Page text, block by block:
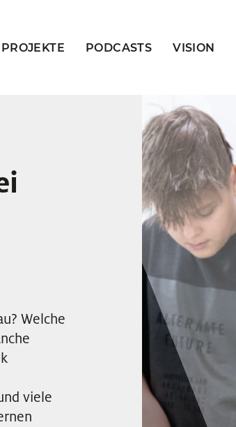
PROJEKTE PODCASTS VISION
Welche
viele